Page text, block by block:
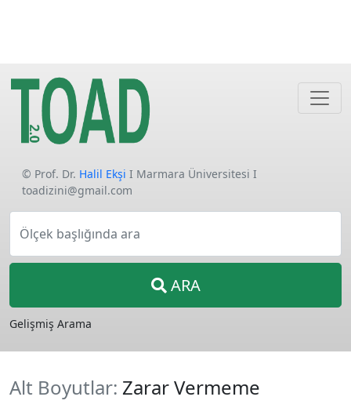
© Prof. Dr. Halil Ekşi I Marmara Üniversitesi I
toadizini@gmail.com
Ölçek başlığında ara
ARA
Gelişmiş Arama
Alt Boyutlar: Zarar Vermeme